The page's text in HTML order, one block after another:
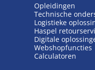
Opleidingen
Technische
Logistieke
Haspel
Digitale
Webshopfuncties
Calculatoren